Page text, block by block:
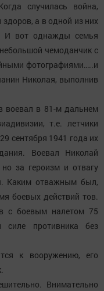
случилась война,
а в одной из них
И вот однажды семья
чемоданчик с
фотографиями…..и
Николая, выполнив
в 81-м дальнем
т.е. летчики
сентября 1941 года их
Воевал Николай
за героизм и отвагу
Каким отважным был,
боевых действий тов.
с боевым налетом 75
противника без
к вооружению, его
Внимательно